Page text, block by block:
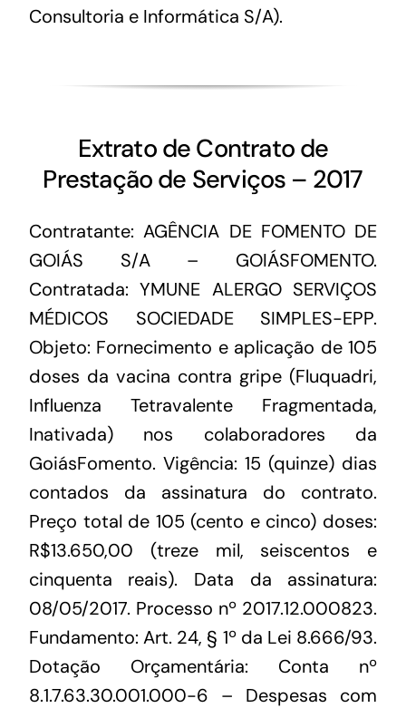
Consultoria e Informática S/A).
Extrato de Contrato de
Prestação de Serviços – 2017
Contratante: AGÊNCIA DE FOMENTO DE
GOIÁS S/A – GOIÁSFOMENTO.
Contratada: YMUNE ALERGO SERVIÇOS
MÉDICOS SOCIEDADE SIMPLES-EPP.
Objeto: Fornecimento e aplicação de 105
doses da vacina contra gripe (Fluquadri,
Influenza Tetravalente Fragmentada,
Inativada) nos colaboradores da
GoiásFomento. Vigência: 15 (quinze) dias
contados da assinatura do contrato.
Preço total de 105 (cento e cinco) doses:
R$13.650,00 (treze mil, seiscentos e
cinquenta reais). Data da assinatura:
08/05/2017. Processo nº 2017.12.000823.
Fundamento: Art. 24, § 1º da Lei 8.666/93.
Dotação Orçamentária: Conta nº
8.1.7.63.30.001.000-6 – Despesas com